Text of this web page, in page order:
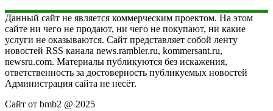
Данный сайт не является коммерческим проектом. На этом
сайте ни чего не продают, ни чего не покупают, ни какие
услуги не оказываются. Сайт представляет собой ленту
новостей RSS канала news.rambler.ru, kommersant.ru,
newsru.com. Материалы публикуются без искажения,
ответственность за достоверность публикуемых новостей
Администрация сайта не несёт.
Сайт от bmb2 @ 2025